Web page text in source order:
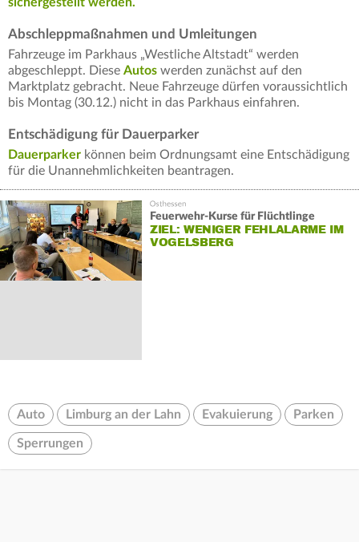
Abschleppmaßnahmen und Umleitungen
Fahrzeuge im Parkhaus „Westliche Altstadt“ werden
abgeschleppt. Diese Autos werden zunächst auf den
Marktplatz gebracht. Neue Fahrzeuge dürfen voraussichtlich
bis Montag (30.12.) nicht in das Parkhaus einfahren.
Entschädigung für Dauerparker
Dauerparker können beim Ordnungsamt eine Entschädigung
für die Unannehmlichkeiten beantragen.
Feuerwehr-Kurse für Flüchtlinge
ZIEL: WENIGER FEHLALARME IM
VOGELSBERG
Auto Limburg an der Lahn Evakuierung Parken
Sperrungen